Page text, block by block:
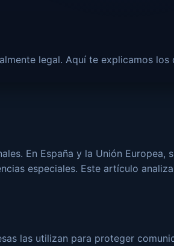
legal. Aquí te explicamos los
En España y la Unión Europea,
especiales. Este artículo
las utilizan para proteger